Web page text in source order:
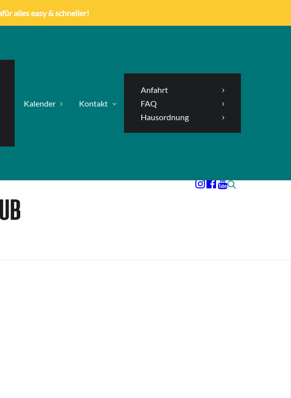
alles easy & schneller!
Kalender Kontakt
Anfahrt
FAQ
Hausordnung